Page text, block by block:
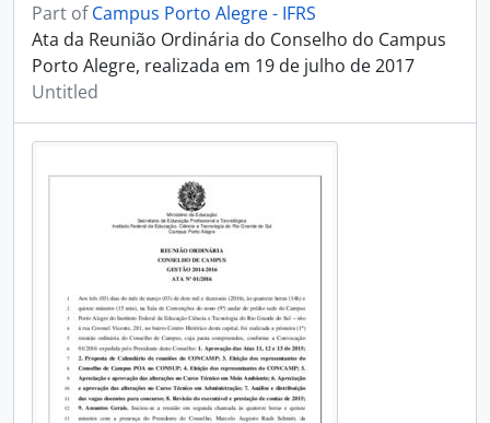
Part ofCampus Porto Alegre - IFRS
Ata da Reunião Ordinária do Conselho do Campus
Porto Alegre, realizada em 19 de julho de 2017
Untitled